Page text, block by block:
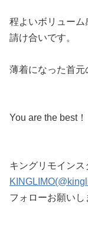
程よいボリューム
請け合いです。
薄着になった首元
You are the best ！
キングリモインス
フォローお願いし